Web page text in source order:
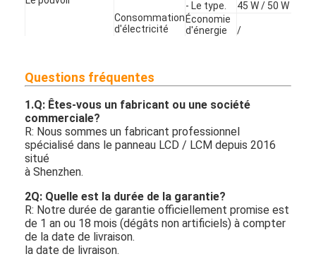
Consommation
d'électricité
- Le type.
45 W / 50 W
Économie
d'énergie
/
NOM (certification)
CEM
Accès à
l'équipement
Optionnel
Support de
support
mural,
support au
Les produits de base
à distance
(batterie)
La garantie La garantie
18 mois,
Questions fréquentes
1.Q: Êtes-vous un fabricant ou une société
commerciale?
R: Nous sommes un fabricant professionnel
spécialisé dans le panneau LCD / LCM depuis 2016
situé
à Shenzhen.
2Q: Quelle est la durée de la garantie?
R: Notre durée de garantie officiellement promise est
de 1 an ou 18 mois (dégâts non artificiels) à compter
de la date de livraison.
la date de livraison.